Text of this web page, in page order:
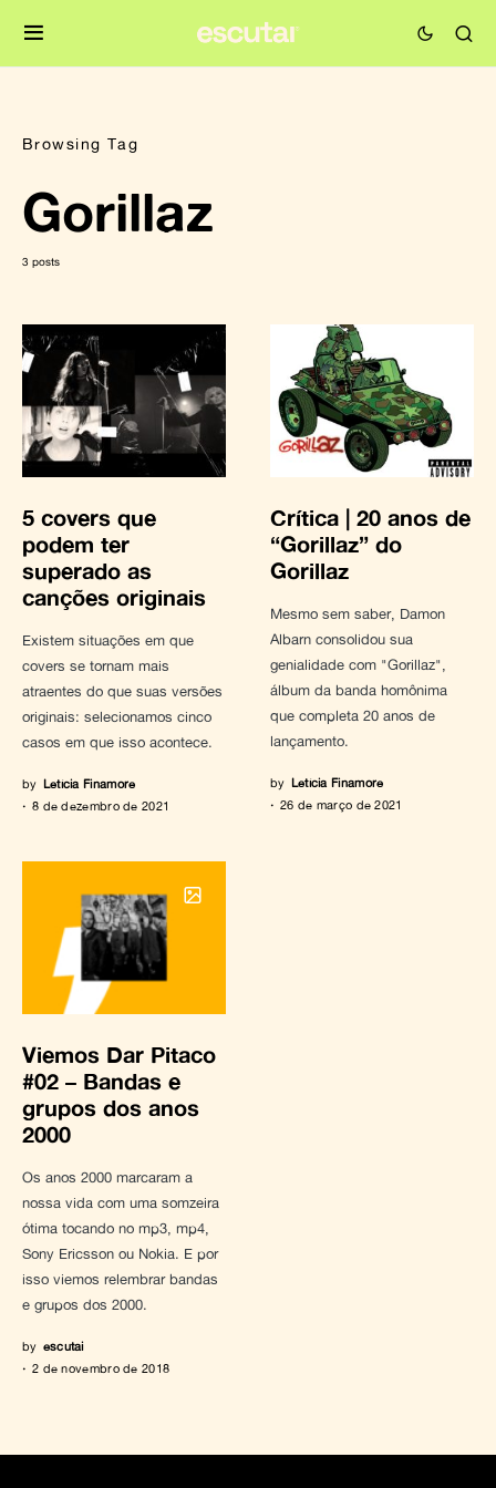
Browsing Tag
Gorillaz
3 posts
5 covers que
podem ter
superado as
canções originais
Existem situações em que
covers se tornam mais
atraentes do que suas versões
originais: selecionamos cinco
casos em que isso acontece.
by Letícia Finamore
8 de dezembro de 2021
Crítica | 20 anos de
“Gorillaz” do
Gorillaz
Mesmo sem saber, Damon
Albarn consolidou sua
genialidade com "Gorillaz",
álbum da banda homônima
que completa 20 anos de
lançamento.
by Letícia Finamore
26 de março de 2021
Viemos Dar Pitaco
#02 – Bandas e
grupos dos anos
2000
Os anos 2000 marcaram a
nossa vida com uma somzeira
ótima tocando no mp3, mp4,
Sony Ericsson ou Nokia. E por
isso viemos relembrar bandas
e grupos dos 2000.
by escutai
2 de novembro de 2018